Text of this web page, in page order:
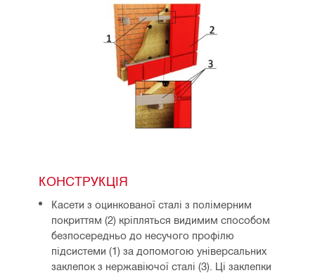
КОНСТРУКЦІЯ
Касети з оцинкованої сталі з полімерним
покриттям (2) кріпляться видимим способом
безпосередньо до несучого профілю
підсистеми (1) за допомогою універсальних
заклепок з нержавіючої сталі (3). Ці заклепки